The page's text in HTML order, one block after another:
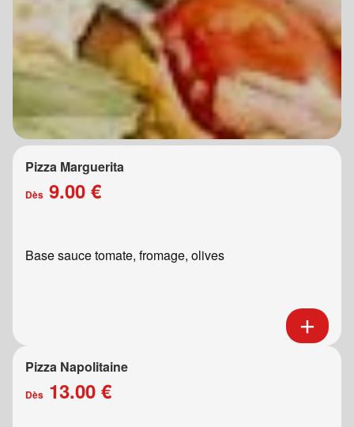
Pizza Marguerita
Dès 9.00 €
Base sauce tomate, fromage, olives
Pizza Napolitaine
Dès 13.00 €